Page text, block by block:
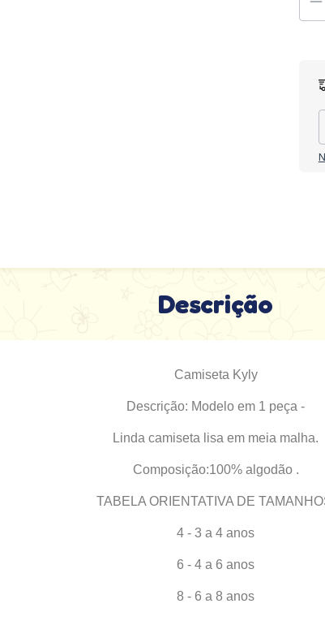
Descrição
Camiseta Kyly
Descrição: Modelo em 1 peça -
Linda camiseta lisa em meia malha.
Composição:100% algodão .
TABELA ORIENTATIVA DE
4 - 3 a 4 anos
6 - 4 a 6 anos
8 - 6 a 8 anos